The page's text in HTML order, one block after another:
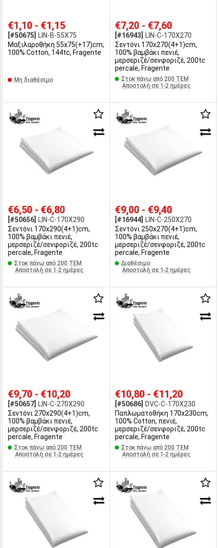
€1,10 - €1,15
[#50675]
LIN-B-55X75
Μαξιλαροθήκη 55x75(+17)cm,
100% Cotton, 144tc, Fragente
Μη διαθέσιμο
€7,20 - €7,60
[#16943]
LIN-C-170X270
Σεντόνι 170x270(4+1)cm,
100% βαμβάκι πενιέ,
μερσεριζέ/σενφοριζέ, 200tc
percale, Fragente
Στοκ πάνω από 200 ΤΕΜ
Αποστολή σε 1-2 ημέρες
€6,50 - €6,80
[#50656]
LIN-C-170X290
Σεντόνι 170x290(4+1)cm,
100% βαμβάκι πενιέ,
μερσεριζέ/σενφοριζέ, 200tc
percale, Fragente
Στοκ πάνω από 200 ΤΕΜ
Αποστολή σε 1-2 ημέρες
€9,00 - €9,40
[#16944]
LIN-C-250X270
Σεντόνι 250x270(4+1)cm,
100% βαμβάκι πενιέ,
μερσεριζέ/σενφοριζέ, 200tc
percale, Fragente
Διαθέσιμο
Αποστολή σε 1-2 ημέρες
€9,70 - €10,20
[#50657]
LIN-C-270X290
Σεντόνι 270x290(4+1)cm,
100% βαμβάκι πενιέ,
μερσεριζέ/σενφοριζέ, 200tc
percale, Fragente
Στοκ πάνω από 200 ΤΕΜ
Αποστολή σε 1-2 ημέρες
€10,80 - €11,20
[#50686]
DVC-C-170X230
Παπλωματοθήκη 170x230cm,
100% Cotton, πενιέ,
μερσεριζέ/σενφοριζέ, 200tc
percale, Fragente
Στοκ πάνω από 200 ΤΕΜ
Αποστολή σε 1-2 ημέρες